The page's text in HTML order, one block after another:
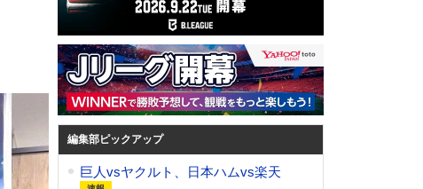
編集部ピックアップ
巨人vsヤクルト、日本ハムvs楽天